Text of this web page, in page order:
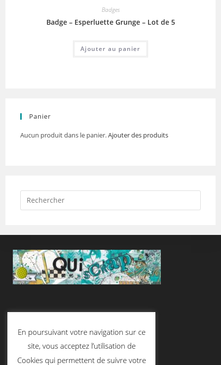
Badges
Badge – Esperluette Grunge – Lot de 5
Ajouter au panier
Panier
Aucun produit dans le panier.Ajouter des produits
En poursuivant votre navigation sur ce
site, vous acceptez l’utilisation de
Cookies qui permettent de suivre votre